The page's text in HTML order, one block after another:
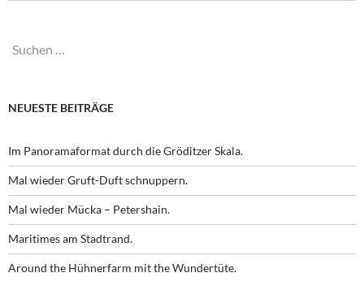
Suchen
NEUESTE BEITRÄGE
Im Panoramaformat durch die Gröditzer Skala.
Mal wieder Gruft-Duft schnuppern.
Mal wieder Mücka – Petershain.
Maritimes am Stadtrand.
Around the Hühnerfarm mit the Wundertüte.